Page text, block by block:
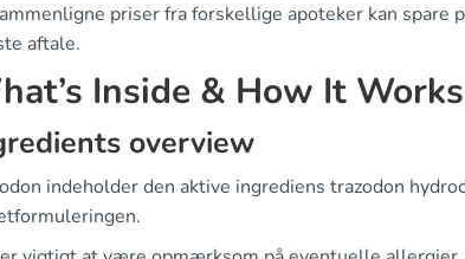
priser fra forskellige apoteker kan spare
aftale.
Inside & How It Works
overview
indeholder den aktive ingrediens trazodon